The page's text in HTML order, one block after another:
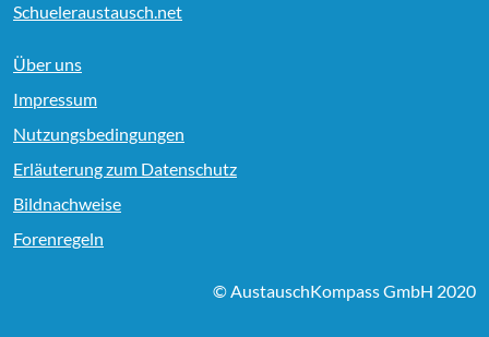
Schueleraustausch.net
Über uns
Impressum
Nutzungsbedingungen
Erläuterung zum Datenschutz
Bildnachweise
Forenregeln
© AustauschKompass GmbH 2020